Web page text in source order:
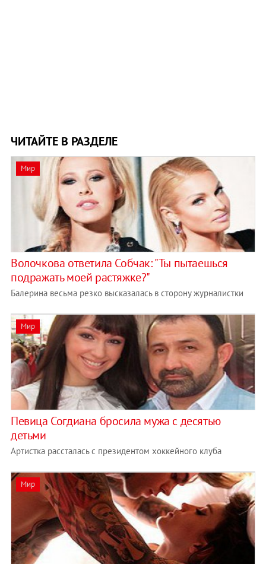
ЧИТАЙТЕ В РАЗДЕЛЕ
Мир
Волочкова ответила Собчак: "Ты пытаешься
подражать моей растяжке?"
Балерина весьма резко высказалась в сторону журналистки
Мир
Певица Согдиана бросила мужа с десятью
детьми
Артистка рассталась с президентом хоккейного клуба
Мир